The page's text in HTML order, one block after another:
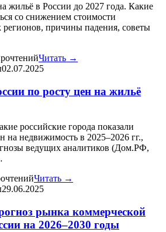
жильё в России до 2027 года. Какие
со снижением стоимости
причины падения, советы
Читать →
02.07.2025
по росту цен на жильё
российские города показали
на недвижимость в 2025–2026 гг.,
ведущих аналитиков (Дом.РФ,
Читать →
29.06.2025
рынка коммерческой
на 2026–2030 годы